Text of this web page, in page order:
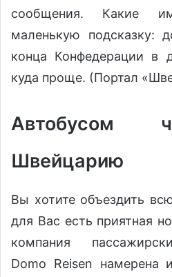
сообщения. Какие
маленькую подсказку:
конца Конфедерации в
куда проще. (Портал
Автобусом
Швейцарию
Вы хотите объездить
для Вас есть приятная
компания
Domo Reisen намерена